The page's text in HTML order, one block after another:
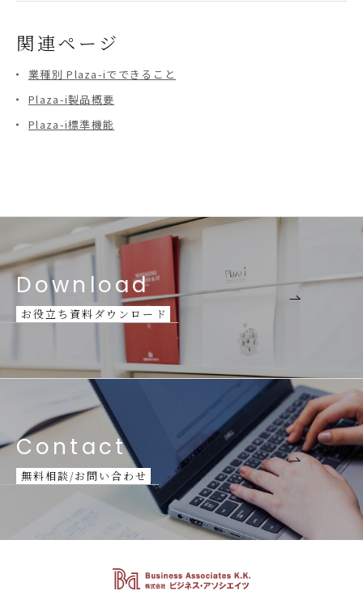
関連ページ
業種別 Plaza-iでできること
Plaza-i製品概要
Plaza-i標準機能
Download
お役立 ち 資料 ダ ウ ン ロ ー ド
Contact
無料相談 /お 問い合わせ